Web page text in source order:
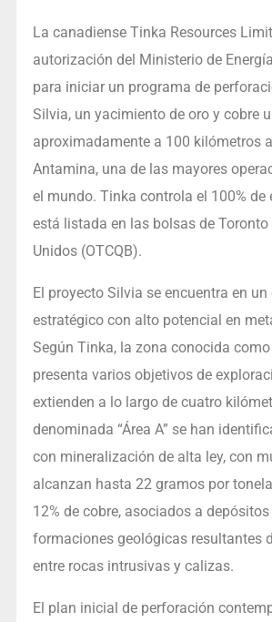
La canadiense Tinka Resources
autorización del Ministerio de
para iniciar un programa de
Silvia, un yacimiento de oro y cobre
aproximadamente a 100 kilómetros
Antamina, una de las mayores
el mundo. Tinka controla el 100% de
está listada en las bolsas de
Unidos (OTCQB).
El proyecto Silvia se encuentra en
estratégico con alto potencial en
Según Tinka, la zona conocida
presenta varios objetivos de
extienden a lo largo de cuatro
denominada “Área A” se han
con mineralización de alta ley, con
alcanzan hasta 22 gramos por
12% de cobre, asociados a
formaciones geológicas resultantes
entre rocas intrusivas y calizas.
El plan inicial de perforación